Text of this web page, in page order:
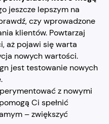
jeszcze lepszym na
czy wprowadzone
klientów. Powtarzaj
aż pojawi się warta
nowych wartości.
jest testowanie nowych
z nowymi
Ci spełnić
– zwiększyć